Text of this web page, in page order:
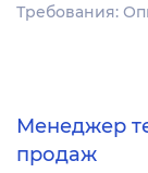
Требования:
Менеджер
продаж